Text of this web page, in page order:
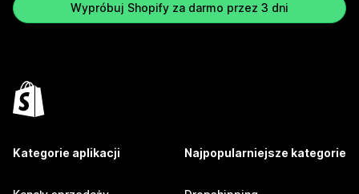
Wypróbuj Shopify za darmo przez 3 dni
Kategorie aplikacji Najpopularniejsze kategorie